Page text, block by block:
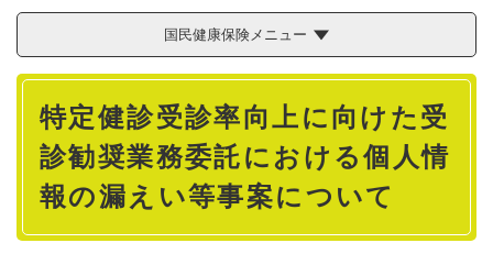
国民健康保険メニュー
本
特定健診受診率向上に向けた受
診勧奨業務委託における個人情
報の漏えい等事案について